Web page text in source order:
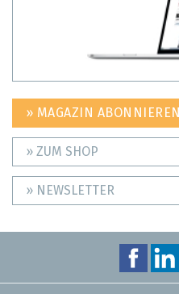
» MAGAZIN ABONNIEREN
» ZUM SHOP
» NEWSLETTER